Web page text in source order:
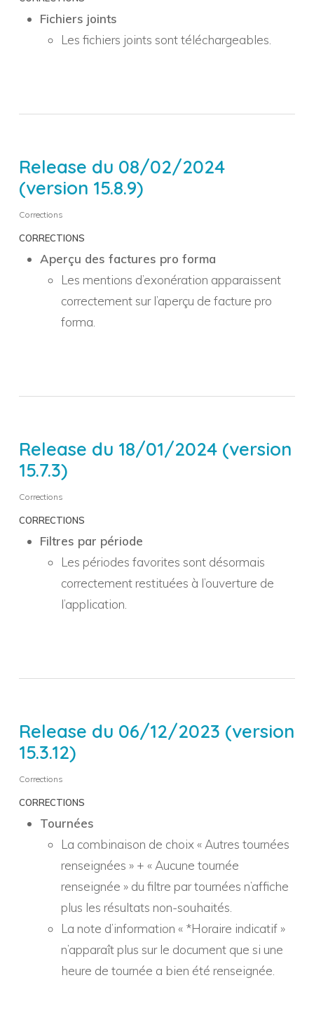
Fichiers joints
Les fichiers joints sont téléchargeables.
Release du 08/02/2024
(version 15.8.9)
Corrections
CORRECTIONS
Aperçu des factures pro forma
Les mentions d’exonération apparaissent
correctement sur l’aperçu de facture pro
forma.
Release du 18/01/2024 (version
15.7.3)
Corrections
CORRECTIONS
Filtres par période
Les périodes favorites sont désormais
correctement restituées à l’ouverture de
l’application.
Release du 06/12/2023 (version
15.3.12)
Corrections
CORRECTIONS
Tournées
La combinaison de choix « Autres tournées
renseignées » + « Aucune tournée
renseignée » du filtre par tournées n’affiche
plus les résultats non-souhaités.
La note d’information « *Horaire indicatif »
n’apparaît plus sur le document que si une
heure de tournée a bien été renseignée.